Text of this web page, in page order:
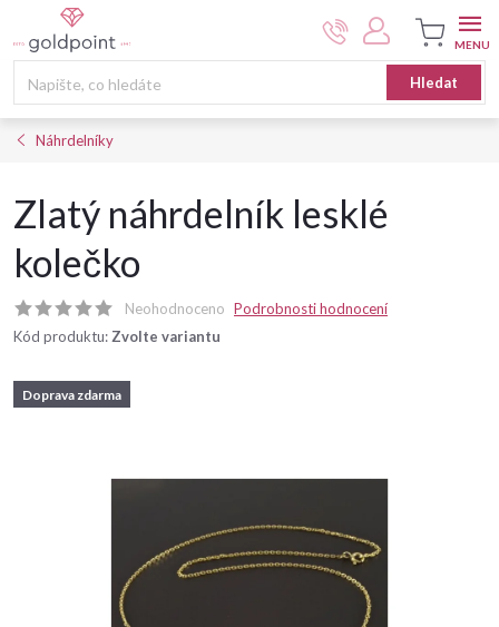
na
Hledat
Nákupní
košík
Náhrdelníky
Zlatý náhrdelník lesklé
kolečko
Neohodnoceno Podrobnosti hodnocení
Kód produktu: Zvolte variantu
Doprava zdarma